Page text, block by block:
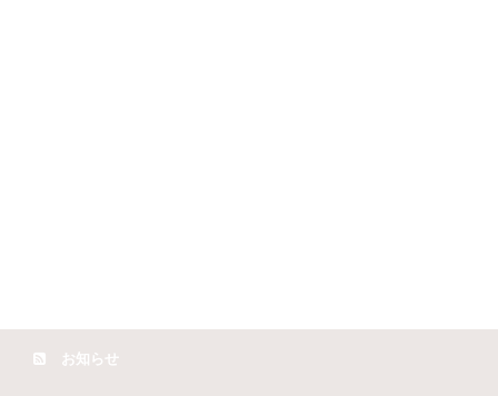
お知らせ